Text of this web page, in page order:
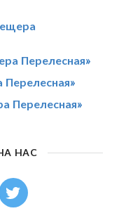
Перелесная»
Перелесная»
НАС